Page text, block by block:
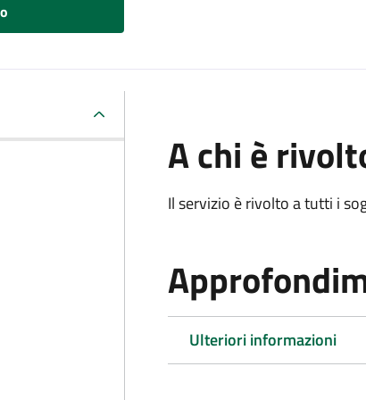
A chi è
Il servizio è rivolto a tutti i
Ulteriori informazioni